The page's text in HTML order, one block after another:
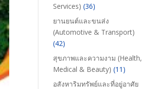
Services) (36)
ยานยนต์และขนส่ง
(Automotive & Transport)
(42)
สุขภาพและความงาม (Health,
Medical & Beauty) (11)
อสังหาริมทรัพย์และที่อยู่อาศัย